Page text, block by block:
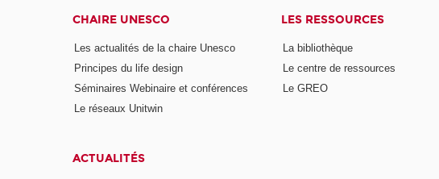
CHAIRE UNESCO
Les actualités de la chaire Unesco
Principes du life design
Séminaires Webinaire et conférences
Le réseaux Unitwin
LES RESSOURCES
La bibliothèque
Le centre de ressources
Le GREO
ACTUALITÉS